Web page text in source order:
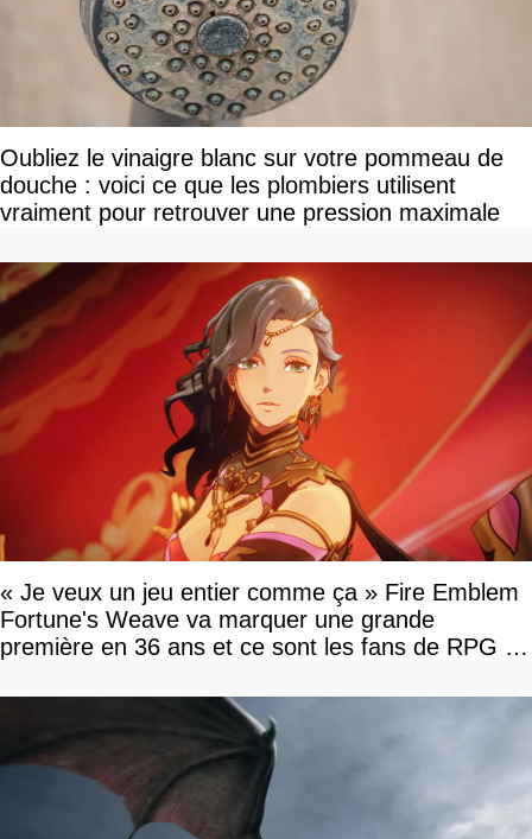
Oubliez le vinaigre blanc sur votre pommeau de
douche : voici ce que les plombiers utilisent
vraiment pour retrouver une pression maximale
« Je veux un jeu entier comme ça » Fire Emblem
Fortune's Weave va marquer une grande
première en 36 ans et ce sont les fans de RPG en